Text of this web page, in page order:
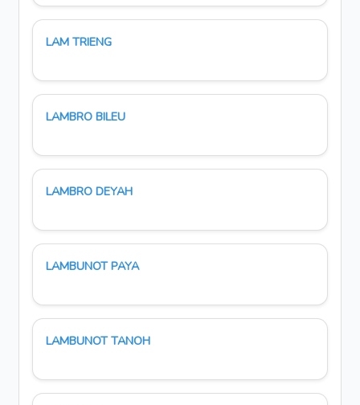
LAM TRIENG
LAMBRO BILEU
LAMBRO DEYAH
LAMBUNOT PAYA
LAMBUNOT TANOH